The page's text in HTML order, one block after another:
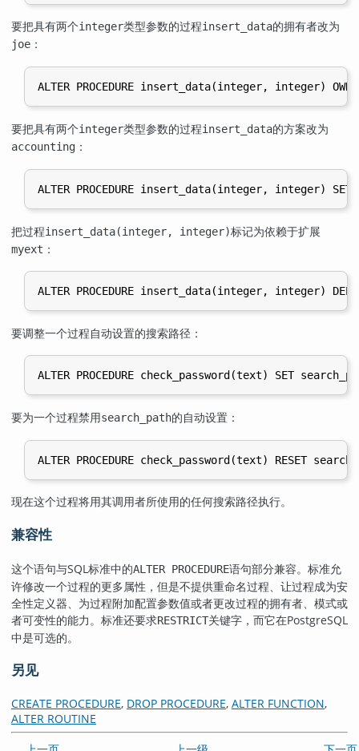
要把具有两个integer类型参数的过程insert_data的拥有者改为
joe ：
要把具有两个integer类型参数的过程insert_data的方案改为
accounting ：
把过程insert_data(integer, integer)标记为依赖于扩展
myext ：
要调整一个过程自动设置的搜索路径：
要为一个过程禁用search_path的自动设置：
现在这个过程将用其调用者所使用的任何搜索路径执行。
兼容性
这个语句与SQL标准中的ALTER PROCEDURE语句部分兼容。标准允
许修改一个过程的更多属性，但是不提供重命名过程、让过程成为安
全性定义器、为过程附加配置参数值或者更改过程的拥有者、模式或
者可变性的能力。标准还要求RESTRICT关键字，而它在PostgreSQL
中是可选的。
另见
CREATE PROCEDURE, DROP PROCEDURE, ALTER FUNCTION,
ALTER ROUTINE